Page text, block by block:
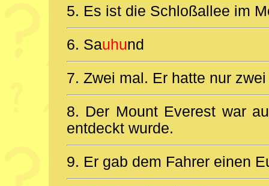
5. Es ist die Schloßallee im
6. Sauhund
7. Zwei mal. Er hatte nur
8. Der Mount Everest war
entdeckt wurde.
9. Er gab dem Fahrer einen